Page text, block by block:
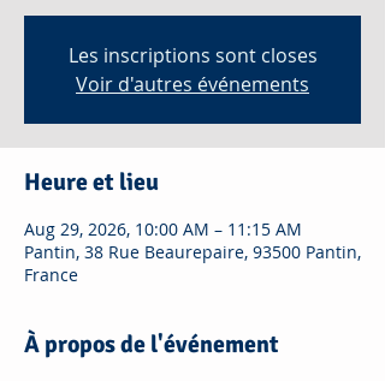
Les inscriptions sont closes
Voir d'autres événements
Heure et lieu
Aug 29, 2026, 10:00 AM – 11:15 AM
Pantin, 38 Rue Beaurepaire, 93500 Pantin,
France
À propos de l'événement